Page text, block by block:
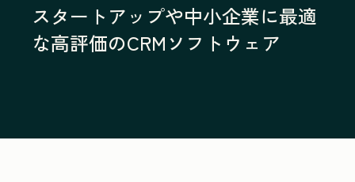
スタートアップや中小企業に最適
な高評価のCRMソフトウェア